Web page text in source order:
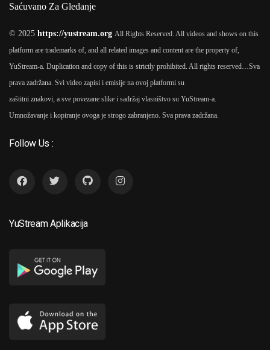
Saćuvano Za Gledanje
© 2025 https://yustream.org All Rights Reserved. All videos and shows on this
platform are trademarks of, and all related images and content are the property of,
YuStream-a. Duplication and copy of this is strictly prohibited. All rights reserved… Sva
prava zadržana. Svi video zapisi i emisije na ovoj platformi su
zaštitni znakovi, a sve povezane slike i sadržaj vlasništvo su YuStream-a.
Umnožavanje i kopiranje ovoga je strogo zabranjeno. Sva prava zadržana.
Follow Us :
YuStream Aplikacija